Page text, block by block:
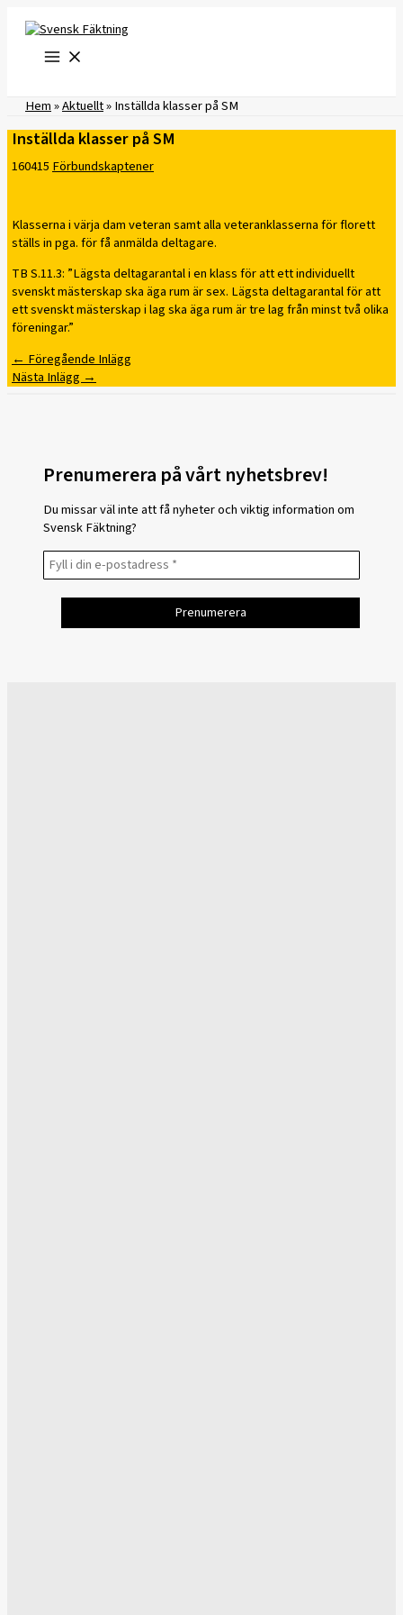
innehåll
Hem»Aktuellt»Inställda klasser på SM
Inställda klasser på SM
160415Förbundskaptener
Klasserna i värja dam veteran samt alla veteranklasserna för florett
ställs in pga. för få anmälda deltagare.
TB S.11.3: ”Lägsta deltagarantal i en klass för att ett individuellt
svenskt mästerskap ska äga rum är sex. Lägsta deltagarantal för att
ett svenskt mästerskap i lag ska äga rum är tre lag från minst två olika
föreningar.”
← Föregående Inlägg
Nästa Inlägg →
Prenumerera på vårt nyhetsbrev!
Du missar väl inte att få nyheter och viktig information om
Svensk Fäktning?